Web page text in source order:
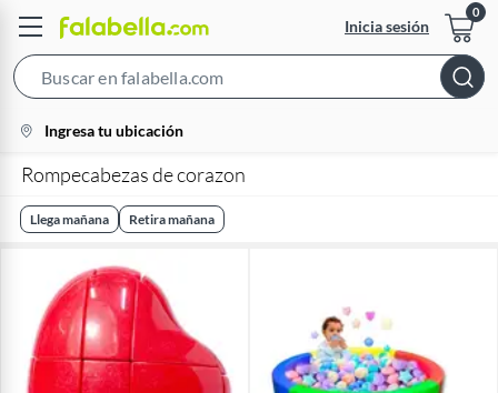
Inicia sesión
Bar
location-
icon
Ingresa tu ubicación
Rompecabezas de corazon
Llega mañana Retira mañana